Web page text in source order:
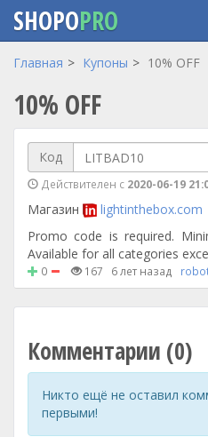
Перейти
основному
содержанию
SHOPOPRO
Главная Купоны 10% OFF
10% OFF
Код
Действителен с 2020-06-19
Магазин
lightinthebox.com
Promo code is required.
Available for all categories
0 167 6 лет назад
Комментарии (0)
Никто ещё не оставил
первыми!